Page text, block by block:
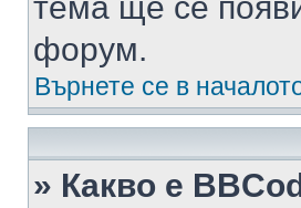
форум.
Върнете се в
» Какво е